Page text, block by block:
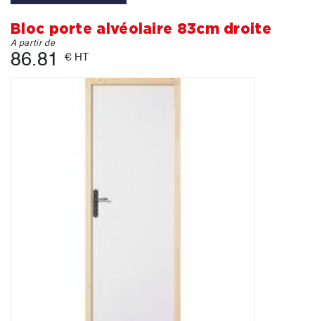
Bloc porte alvéolaire 83cm droite
A partir de
86.81 € HT